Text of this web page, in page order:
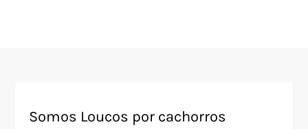
Somos Loucos por cachorros